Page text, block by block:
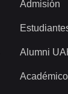
Admisión
Alumni